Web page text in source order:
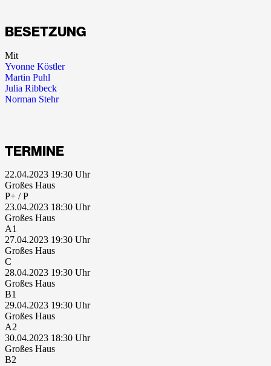
BESETZUNG
Mit
Yvonne Köstler
Martin Puhl
Julia Ribbeck
Norman Stehr
TERMINE
22.04.2023 19:30
Großes Haus
P+ / P
23.04.2023 18:30
Großes Haus
A1
27.04.2023 19:30
Großes Haus
C
28.04.2023 19:30
Großes Haus
B1
29.04.2023 19:30
Großes Haus
A2
30.04.2023 18:30
Großes Haus
B2